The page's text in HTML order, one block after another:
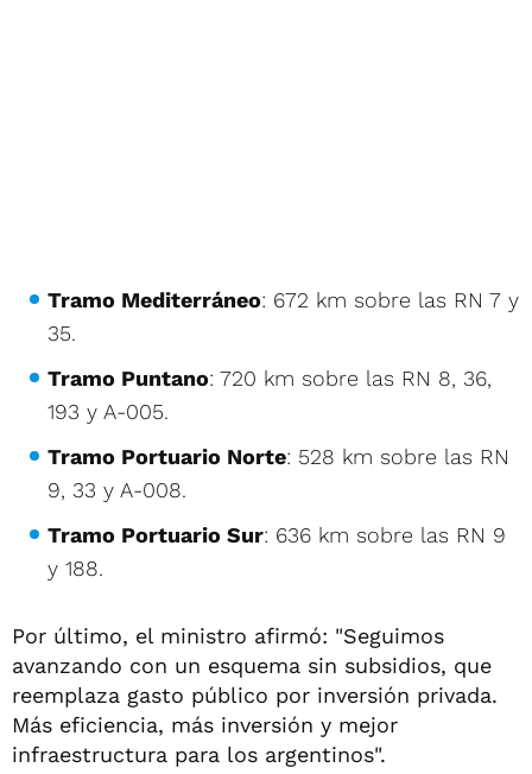
Tramo Mediterráneo: 672 km sobre las RN 7 y
35.
Tramo Puntano: 720 km sobre las RN 8, 36,
193 y A-005.
Tramo Portuario Norte: 528 km sobre las RN
9, 33 y A-008.
Tramo Portuario Sur: 636 km sobre las RN 9
y 188.
Por último, el ministro afirmó: "Seguimos
avanzando con un esquema sin subsidios, que
reemplaza gasto público por inversión privada.
Más eficiencia, más inversión y mejor
infraestructura para los argentinos".